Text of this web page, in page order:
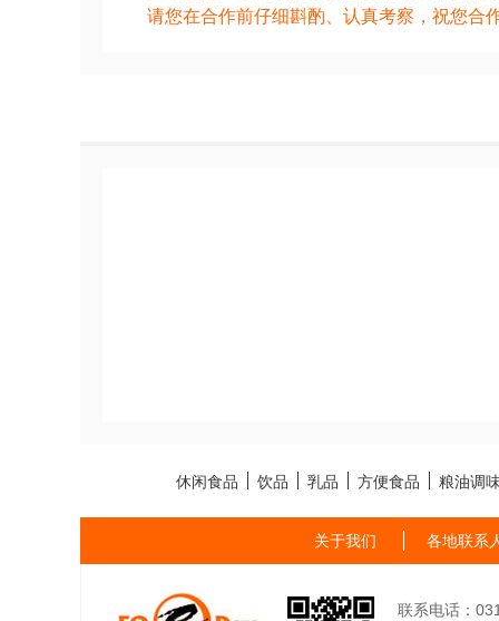
请您在合作前仔细斟酌、认真考察，祝您合
休闲食品 饮品 乳品 方便食品 粮油调
关于我们 各地联系
联系电话：